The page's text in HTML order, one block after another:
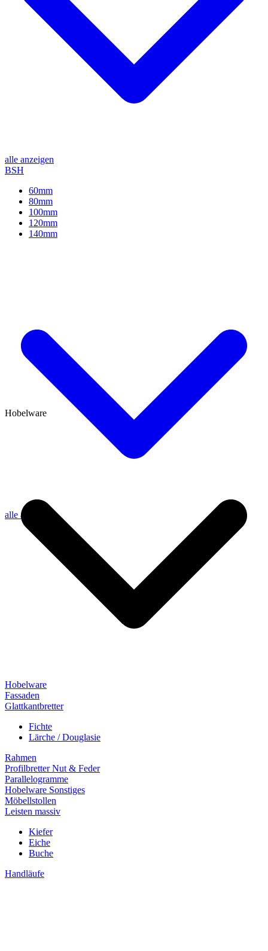
alle anzeigen
BSH
60mm
80mm
100mm
120mm
140mm
alle anzeigen
Hobelware
Hobelware
Fassaden
Glattkantbretter
Fichte
Lärche / Douglasie
Rahmen
Profilbretter Nut & Feder
Parallelogramme
Hobelware Sonstiges
Möbellstollen
Leisten massiv
Kiefer
Eiche
Buche
Handläufe